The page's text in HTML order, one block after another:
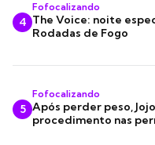
4
Fofocalizando
The Voice: noite
Rodadas de Fogo
5
Fofocalizando
Após perder peso,
procedimento nas